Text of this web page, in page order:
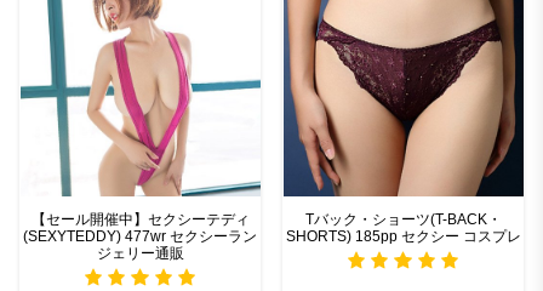
【セール開催中】セクシーテディ
(SEXYTEDDY) 477wr セクシーラン
ジェリー通販
Tバック・ショーツ(T-BACK・
SHORTS) 185pp セクシー コスプレ